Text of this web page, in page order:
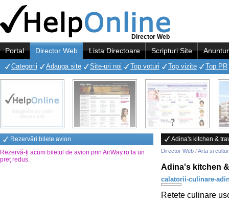
Director Web
Portal Director Web Lista Directoare Scripturi Site
Categorii Adauga site Site-uri noi Top voturi Top vizite Top PR
Rezervări bilete avion
Rezervă-ți acum biletul de avion prin AirWay.ro la un
preț redus.
Adina's kitchen &
Director Web /Arta si
Adina's kitchen
calatorii-culinare-
Retete culinare